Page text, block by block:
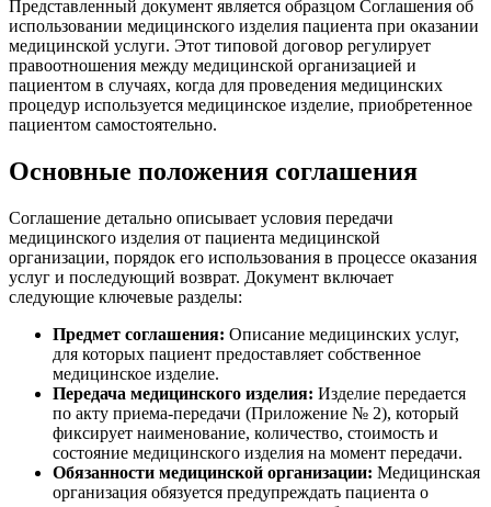
Представленный документ является образцом Соглашения об
использовании медицинского изделия пациента при оказании
медицинской услуги. Этот типовой договор регулирует
правоотношения между медицинской организацией и
пациентом в случаях, когда для проведения медицинских
процедур используется медицинское изделие, приобретенное
пациентом самостоятельно.
Основные положения соглашения
Соглашение детально описывает условия передачи
медицинского изделия от пациента медицинской
организации, порядок его использования в процессе оказания
услуг и последующий возврат. Документ включает
следующие ключевые разделы:
Предмет соглашения: Описание медицинских услуг,
для которых пациент предоставляет собственное
медицинское изделие.
Передача медицинского изделия: Изделие передается
по акту приема-передачи (Приложение № 2), который
фиксирует наименование, количество, стоимость и
состояние медицинского изделия на момент передачи.
Обязанности медицинской организации: Медицинская
организация обязуется предупреждать пациента о